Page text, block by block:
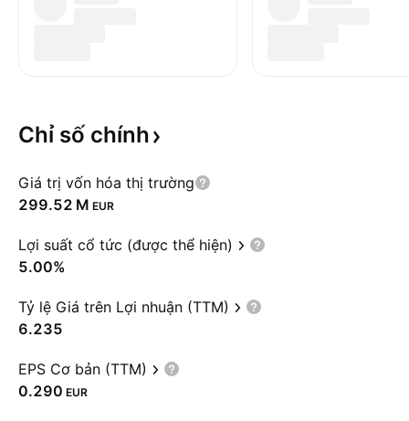
Chỉ số chính
Giá trị vốn hóa thị trường
‪299.52 M‬ EUR
Lợi suất cổ tức (được thể hiện)
5.00%
Tỷ lệ Giá trên Lợi nhuận (TTM)
6.235
EPS Cơ bản (TTM)
0.290 EUR